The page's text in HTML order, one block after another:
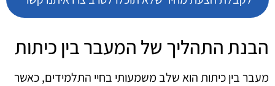
הבנת התהליך של המעבר בין כיתות
מעבר בין כיתות הוא שלב משמעותי בחיי התלמידים, כאשר